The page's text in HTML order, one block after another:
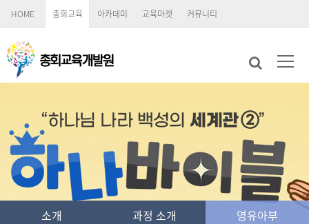
HOME 총회교육 아카데미 교육마켓 커뮤니티
소개 과정 소개
영유아부